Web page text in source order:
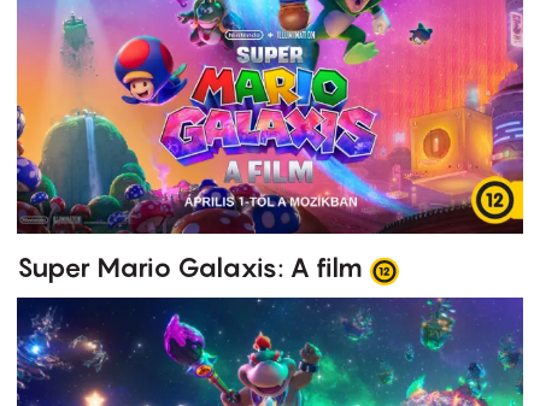
Super Mario Galaxis: A film